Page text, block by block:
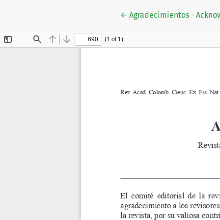
← Volver a los detalles del
Agradecimientos -